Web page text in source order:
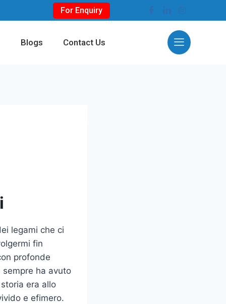
For Enquiry
Blogs Contact Us
legami che ci
fin
profonde
ha avuto
era allo
e efimero.